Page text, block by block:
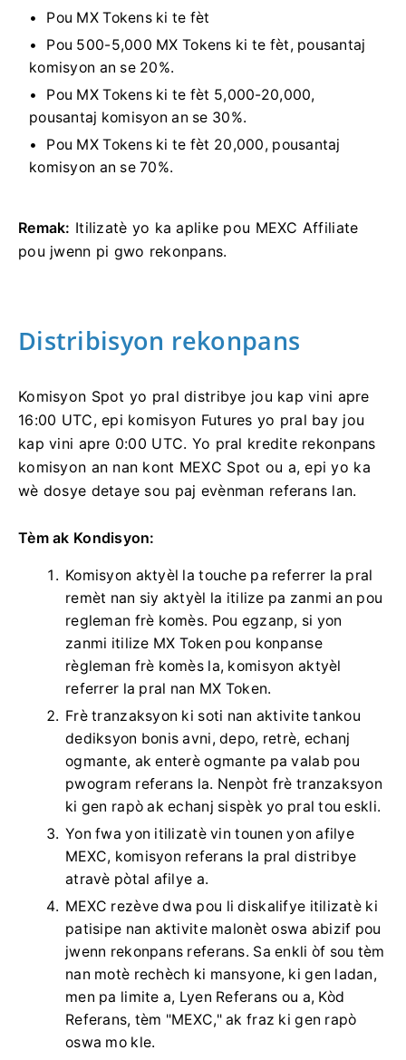
Pou MX Tokens ki te fèt
Pou 500-5,000 MX Tokens ki te fèt, pousantaj
komisyon an se 20%.
Pou MX Tokens ki te fèt 5,000-20,000,
pousantaj komisyon an se 30%.
Pou MX Tokens ki te fèt 20,000, pousantaj
komisyon an se 70%.
Remak: Itilizatè yo ka aplike pou MEXC Affiliate
pou jwenn pi gwo rekonpans.
Distribisyon rekonpans
Komisyon Spot yo pral distribye jou kap vini apre
16:00 UTC, epi komisyon Futures yo pral bay jou
kap vini apre 0:00 UTC. Yo pral kredite rekonpans
komisyon an nan kont MEXC Spot ou a, epi yo ka
wè dosye detaye sou paj evènman referans lan.
Tèm ak Kondisyon:
Komisyon aktyèl la touche pa referrer la pral
remèt nan siy aktyèl la itilize pa zanmi an pou
regleman frè komès. Pou egzanp, si yon
zanmi itilize MX Token pou konpanse
règleman frè komès la, komisyon aktyèl
referrer la pral nan MX Token.
Frè tranzaksyon ki soti nan aktivite tankou
dediksyon bonis avni, depo, retrè, echanj
ogmante, ak enterè ogmante pa valab pou
pwogram referans la. Nenpòt frè tranzaksyon
ki gen rapò ak echanj sispèk yo pral tou eskli.
Yon fwa yon itilizatè vin tounen yon afilye
MEXC, komisyon referans la pral distribye
atravè pòtal afilye a.
MEXC rezève dwa pou li diskalifye itilizatè ki
patisipe nan aktivite malonèt oswa abizif pou
jwenn rekonpans referans. Sa enkli òf sou tèm
nan motè rechèch ki mansyone, ki gen ladan,
men pa limite a, Lyen Referans ou a, Kòd
Referans, tèm "MEXC," ak fraz ki gen rapò
oswa mo kle.